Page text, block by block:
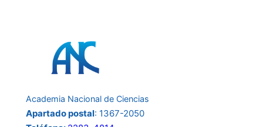
Academia Nacional de Ciencias
Apartado postal: 1367-2050